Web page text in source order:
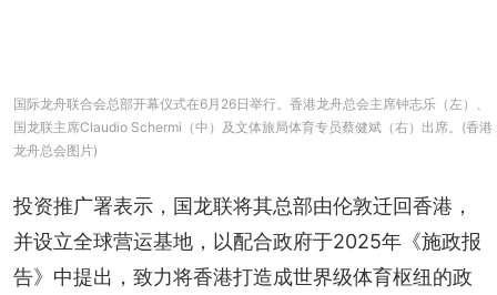
国际龙舟联合会总部开幕仪式在6月26日举行。香港龙舟总会主席钟志乐（左）、
国龙联主席Claudio Schermi（中）及文体旅局体育专员蔡健斌（右）出席。(香港
龙舟总会图片)
投资推广署表示，国龙联将其总部由伦敦迁回香港，
并设立全球营运基地，以配合政府于2025年《施政报
告》中提出，致力将香港打造成世界级体育枢纽的政